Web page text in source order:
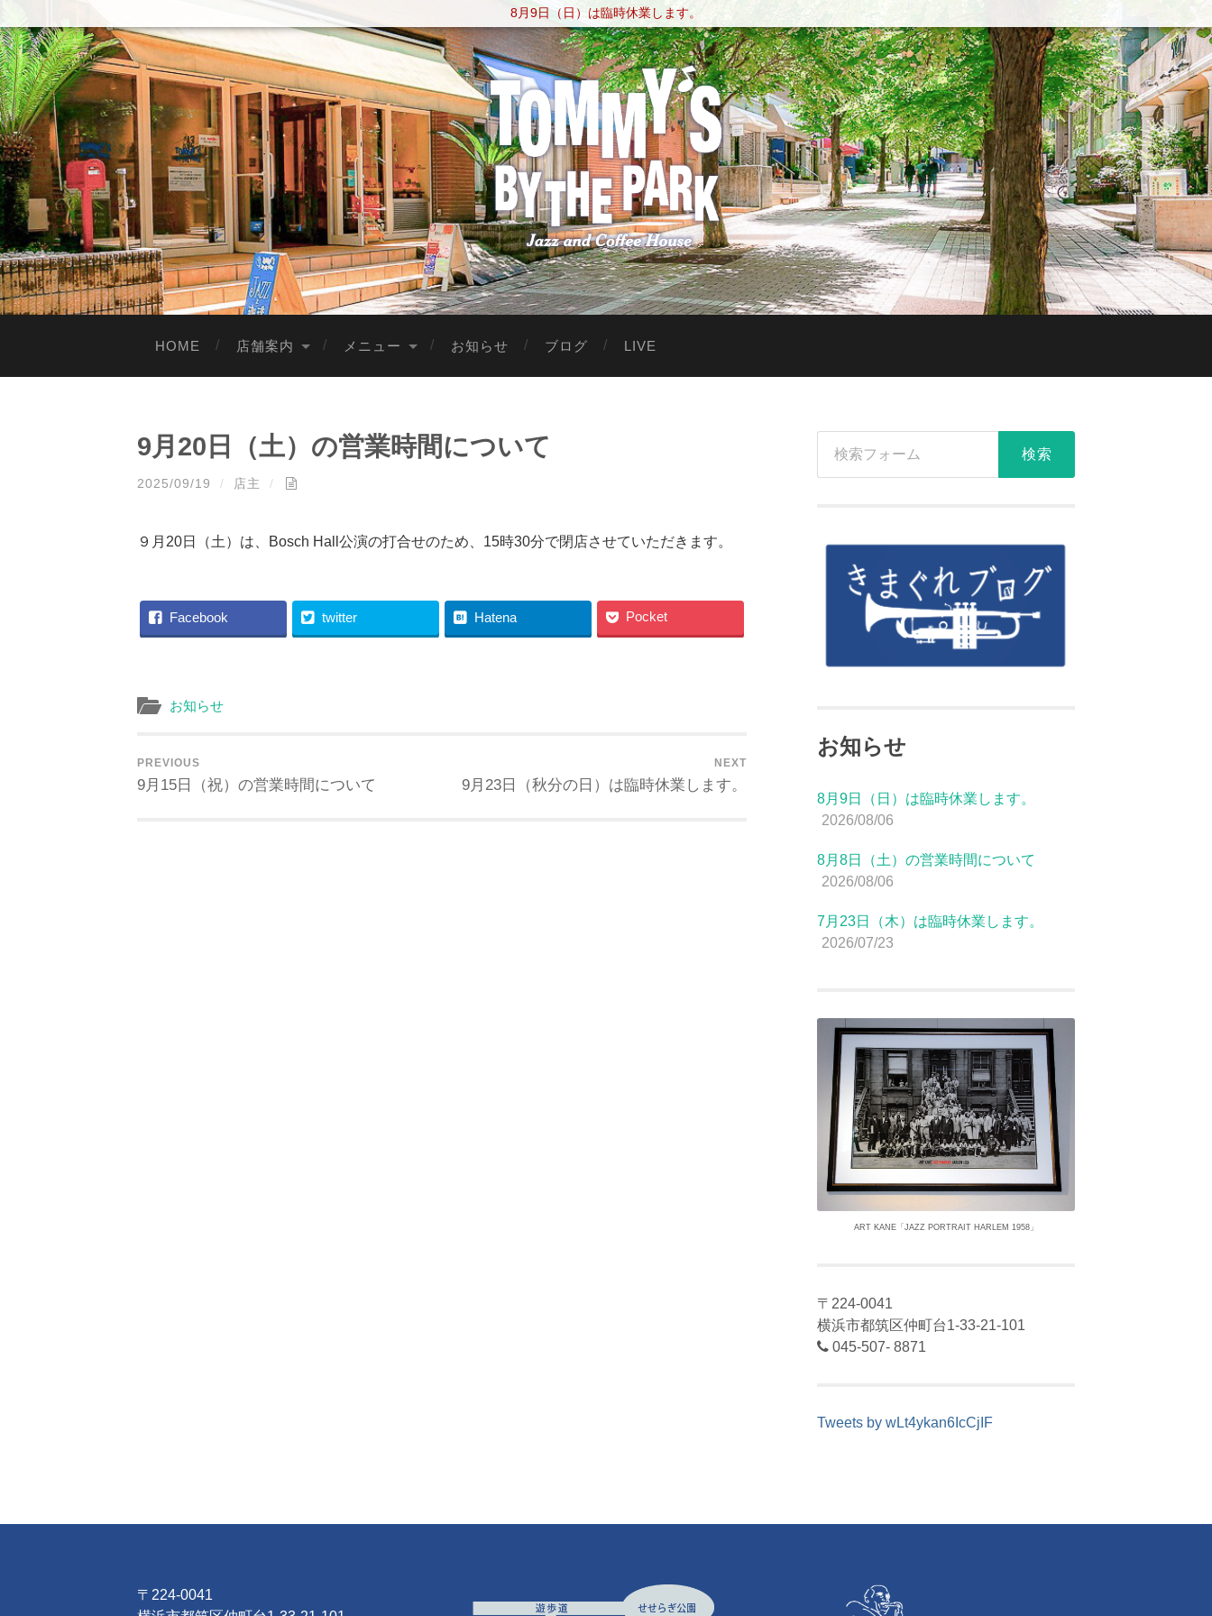
HOME 店舗案内 メニュー お知らせ ブログ LIVE
9月20日（土）の営業時間について
2025/09/19 / 店主 /
９月20日（土）は、Bosch Hall公演の打合せのため、15時30分で閉店させていただきます。
Facebook twitter Hatena Pocket
お知らせ
PREVIOUS
9月15日（祝）の営業時間について
NEXT
9月23日（秋分の日）は臨時休業します。
お知らせ
8月9日（日）は臨時休業します。
2026/08/06
8月8日（土）の営業時間について
2026/08/06
7月23日（木）は臨時休業します。
2026/07/23
ART KANE「JAZZ PORTRAIT HARLEM 1958」
〒224-0041
横浜市都筑区仲町台1-33-21-101
045-507- 8871
Tweets by wLt4ykan6IcCjIF
〒224-0041
8月9日（日）は臨時休業します。